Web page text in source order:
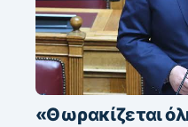
«Θωρακίζεται